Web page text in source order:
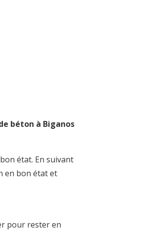
béton à Biganos
état. En suivant
en bon état et
pour rester en